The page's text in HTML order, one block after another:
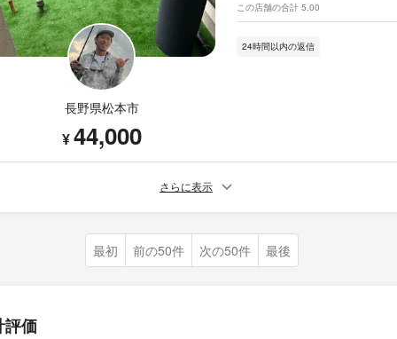
長野県松本市
¥44,000
この店舗の合計 5.00
24時間以内の返信
さらに表示
最初 前の50件 次の50件 最後
評価